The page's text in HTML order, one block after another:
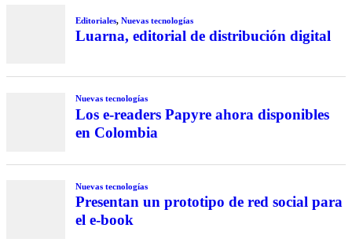
Editoriales, Nuevas tecnologías
Luarna, editorial de distribución digital
Nuevas tecnologías
Los e-readers Papyre ahora disponibles
en Colombia
Nuevas tecnologías
Presentan un prototipo de red social para
el e-book